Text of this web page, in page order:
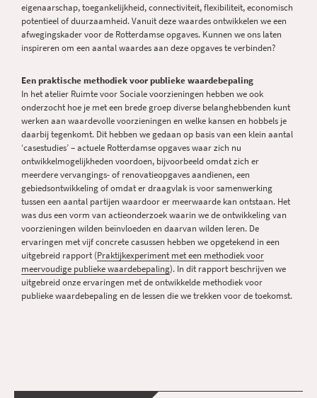
eigenaarschap, toegankelijkheid, connectiviteit, flexibiliteit, economisch
potentieel of duurzaamheid. Vanuit deze waardes ontwikkelen we een
afwegingskader voor de Rotterdamse opgaves. Kunnen we ons laten
inspireren om een aantal waardes aan deze opgaves te verbinden?
Een praktische methodiek voor publieke waardebepaling
In het atelier Ruimte voor Sociale voorzieningen hebben we ook
onderzocht hoe je met een brede groep diverse belanghebbenden kunt
werken aan waardevolle voorzieningen en welke kansen en hobbels je
daarbij tegenkomt. Dit hebben we gedaan op basis van een klein aantal
‘casestudies’ – actuele Rotterdamse opgaves waar zich nu
ontwikkelmogelijkheden voordoen, bijvoorbeeld omdat zich er
meerdere vervangings- of renovatieopgaves aandienen, een
gebiedsontwikkeling of omdat er draagvlak is voor samenwerking
tussen een aantal partijen waardoor er meerwaarde kan ontstaan. Het
was dus een vorm van actieonderzoek waarin we de ontwikkeling van
voorzieningen wilden beïnvloeden en daarvan wilden leren. De
ervaringen met vijf concrete casussen hebben we opgetekend in een
uitgebreid rapport (Praktijkexperiment met een methodiek voor
meervoudige publieke waardebepaling). In dit rapport beschrijven we
uitgebreid onze ervaringen met de ontwikkelde methodiek voor
publieke waardebepaling en de lessen die we trekken voor de toekomst.